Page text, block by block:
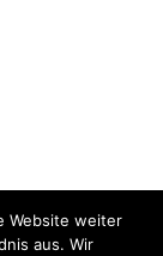
DRINGEND
Website weiter
aus. Wir